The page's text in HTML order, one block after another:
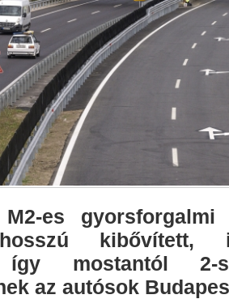
es
kibővített,
így mostantól
az autósok